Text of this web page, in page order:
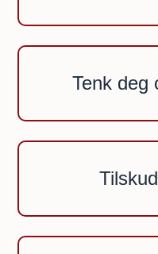
Tenk deg